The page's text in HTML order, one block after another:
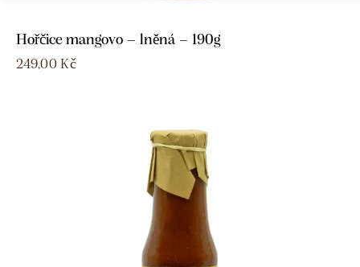
Hořčice mangovo – lněná – 190g
249,00 Kč